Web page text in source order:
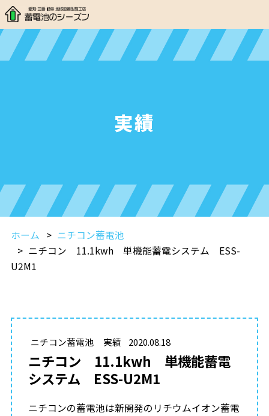
実績
ホーム
ニチコン蓄電池
ニチコン 11.1kwh 単機能蓄電システム ESS-
U2M1
ニチコン蓄電池 実績 2020.08.18
ニチコン 11.1kwh 単機能蓄電
システム ESS-U2M1
ニチコンの蓄電池は新開発のリチウムイオン蓄電